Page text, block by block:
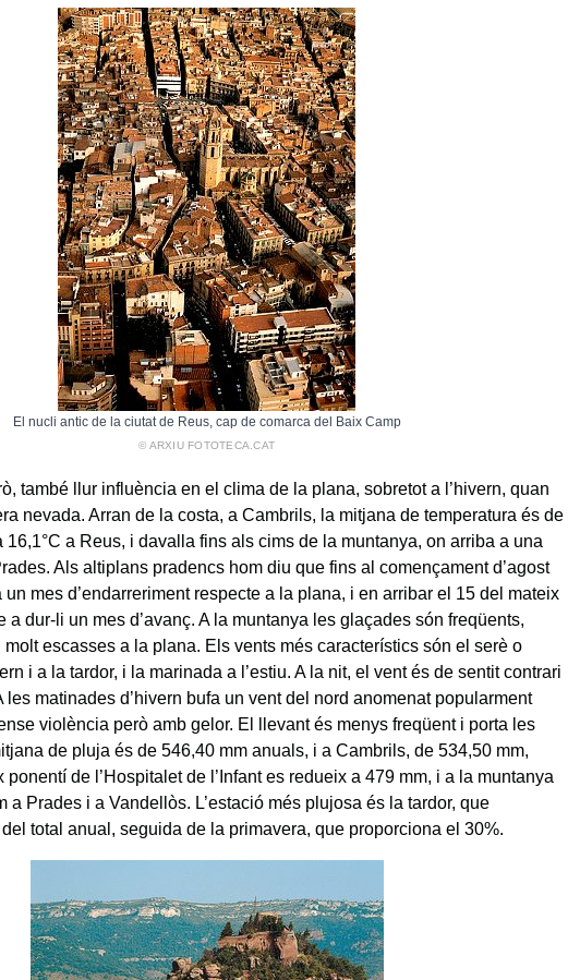
El nucli antic de la ciutat de Reus, cap de comarca del Baix Camp
© ARXIU FOTOTECA.CAT
també llur influència en el clima de la plana, sobretot a l’hivern, quan
nevada. Arran de la costa, a Cambrils, la mitjana de temperatura és de
16,1°C a Reus, i davalla fins als cims de la muntanya, on arriba a una
Als altiplans pradencs hom diu que fins al començament d’agost
un mes d’endarreriment respecte a la plana, i en arribar el 15 del mateix
a dur-li un mes d’avanç. A la muntanya les glaçades són freqüents,
molt escasses a la plana. Els vents més característics són el serè o
i a la tardor, i la marinada a l’estiu. A la nit, el vent és de sentit contrari
les matinades d’hivern bufa un vent del nord anomenat popularment
violència però amb gelor. El llevant és menys freqüent i porta les
de pluja és de 546,40 mm anuals, i a Cambrils, de 534,50 mm,
ponentí de l’Hospitalet de l’Infant es redueix a 479 mm, i a la muntanya
a Prades i a Vandellòs. L’estació més plujosa és la tardor, que
total anual, seguida de la primavera, que proporciona el 30%.